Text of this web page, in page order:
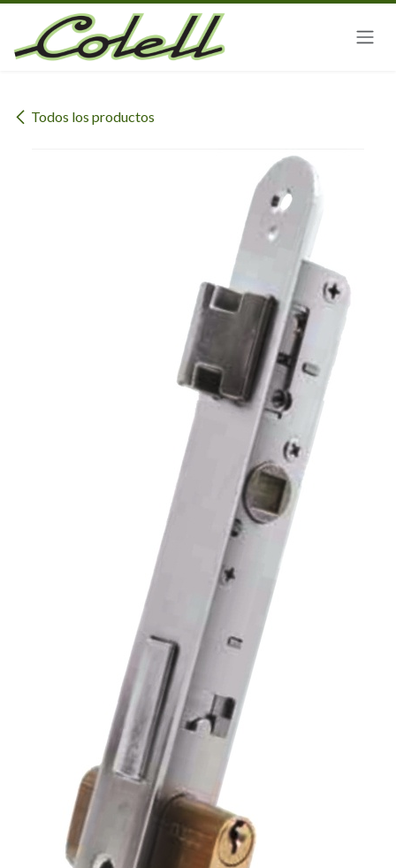
Ir al contenido
Todos los productos